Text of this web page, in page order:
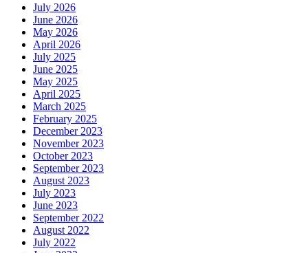
July 2026
June 2026
May 2026
April 2026
July 2025
June 2025
May 2025
April 2025
March 2025
February 2025
December 2023
November 2023
October 2023
September 2023
August 2023
July 2023
June 2023
September 2022
August 2022
July 2022